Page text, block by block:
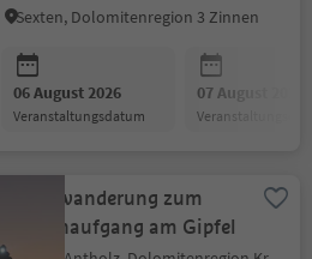
Sexten, Dolomitenregion 3 Zinnen
06 August 2026
Veranstaltungsdatum
07 August 2026
Nachtwanderung zum
Sonnenaufgang am Gipfel